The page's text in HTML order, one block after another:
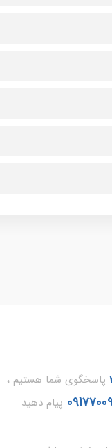
پاسخگوی شما هستیم ،
پیام دهید